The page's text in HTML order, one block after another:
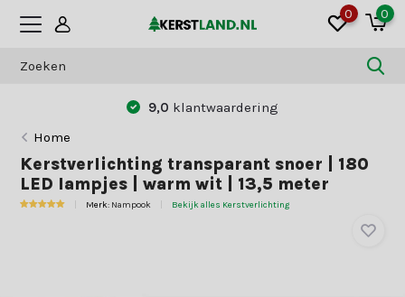
0 0
9,0 klantwaardering
Home
Kerstverlichting transparant snoer | 180
LED lampjes | warm wit | 13,5 meter
Merk: Nampook Bekijk alles Kerstverlichting